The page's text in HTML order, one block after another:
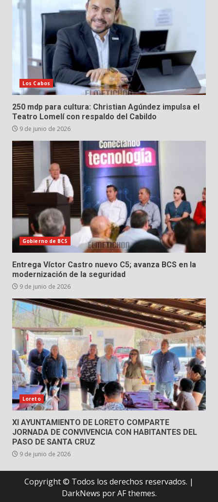
Los Cabos
250 mdp para cultura: Christian Agúndez impulsa el
Teatro Lomelí con respaldo del Cabildo
9 de junio de 2026
Gobierno de BCS
Entrega Víctor Castro nuevo C5; avanza BCS en la
modernización de la seguridad
9 de junio de 2026
Loreto
XI AYUNTAMIENTO DE LORETO COMPARTE
JORNADA DE CONVIVENCIA CON HABITANTES DEL
PASO DE SANTA CRUZ
9 de junio de 2026
Copyright © Todos los derechos reservados. |
DarkNews por AF themes.